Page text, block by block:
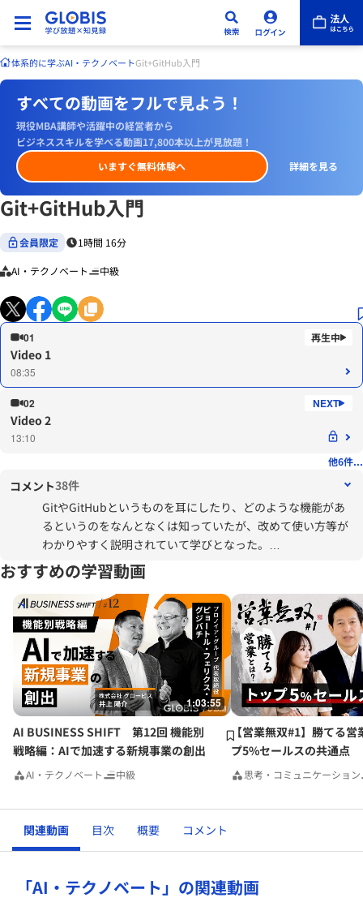
体系的に学ぶAI・テクノベートGit+GitHub入門
すべての動画をフルで見よう！
現役MBA講師や活躍中の経営者から
ビジネススキルを学べる動画17,800本以上が見放題！
いますぐ無料体験へ
詳細を見る
Git+GitHub入門
会員限定 1時間 16分
AI・テクノベート 中級
01
Video 1
08:35
02
Video 2
13:10
他6件...
コメント38件
GitやGitHubというものを耳にしたり、どのような機能があ
るというのをなんとなくは知っていたが、改めて使い方等が
わかりやすく説明されていて学びとなった。
直接開発を行うことはないが、知っておいて損のない知識だ
と感じる。
また、今後こういった機能があることを踏まえて、業務に活
かせる場面があるのではないかと考えられていい機会となっ
た。
おすすめの学習動画
1:03:55
AI BUSINESS SHIFT 第12回 機能別
戦略編：AIで加速する新規事業の創出
AI・テクノベート 中級
【営業無双#1】勝てる営
プ5%セールスの共通点
思考・コミュニケーション
関連動画 目次 概要 コメント
「AI・テクノベート」の関連動画